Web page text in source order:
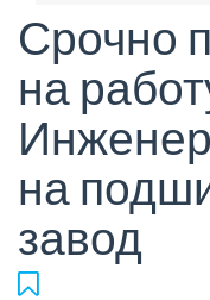
Срочно
на
на
завод